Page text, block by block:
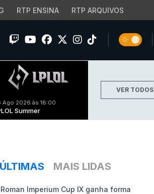
RTP ENSINA RTP ARQUIVOS
Ago 2026 às 18:00
Summer
VER TODOS
ÚLTIMAS MAIS LIDAS
Roman Imperium Cup IX ganha forma